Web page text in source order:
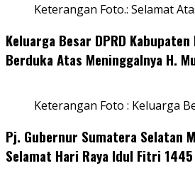
Keterangan Foto.: Selamat
Keluarga Besar DPRD
Berduka Atas Meninggalnya H.
Keterangan Foto : Keluarga
Pj. Gubernur Sumatera Selatan
Selamat Hari Raya Idul Fitri